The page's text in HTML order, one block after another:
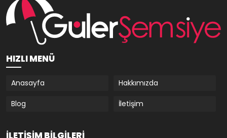
HIZLI MENÜ
Anasayfa Hakkımızda
Blog İletişim